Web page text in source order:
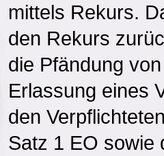
mittels Rekurs.
den Rekurs
die Pfändung
Erlassung eines
den
Satz 1 EO sowie